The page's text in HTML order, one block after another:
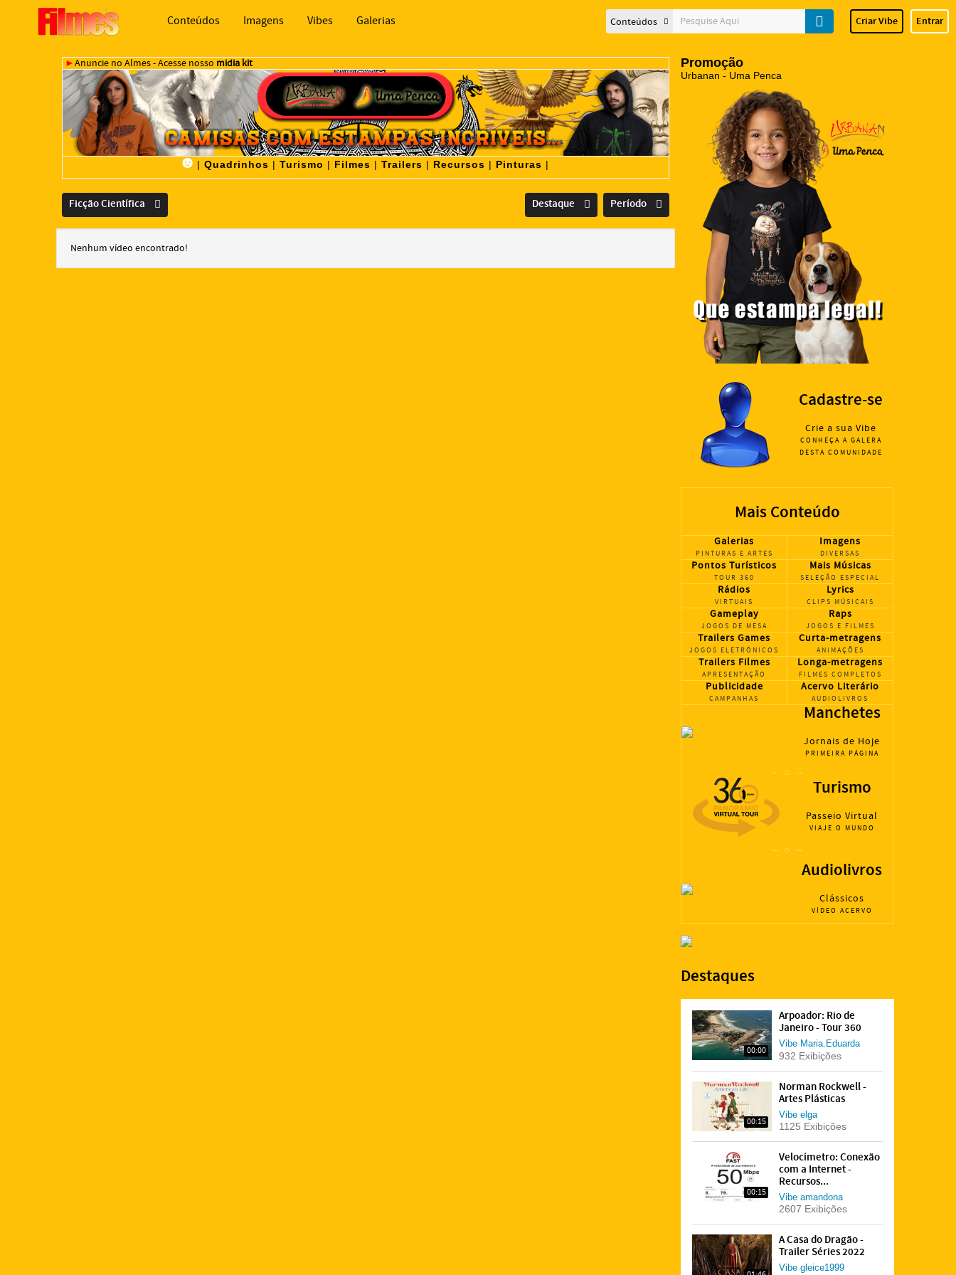
Conteúdos Imagens Vibes Galerias Conteúdos Criar Vibe Entrar
►Anuncie no Almes - Acesse nosso midia kit
☻| Quadrinhos | Turismo | Filmes | Trailers | Recursos | Pinturas |
Ficção Científica Destaque Período
Nenhum vídeo encontrado!
Promoção
Urbanan - Uma Penca
Cadastre-se
Crie a sua Vibe
CONHEÇA A GALERA
DESTA COMUNIDADE
Mais Conteúdo
Galerias
PINTURAS E ARTES
Imagens
DIVERSAS
Pontos Turísticos
TOUR 360
Mais Músicas
SELEÇÃO ESPECIAL
Rádios
VIRTUAIS
Lyrics
CLIPS MÚSICAIS
Gameplay
JOGOS DE MESA
Raps
JOGOS E FILMES
Trailers Games
JOGOS ELETRÔNICOS
Curta-metragens
ANIMAÇÕES
Trailers Filmes
APRESENTAÇÃO
Longa-metragens
FILMES COMPLETOS
Publicidade
CAMPANHAS
Acervo Literário
AUDIOLIVROS
Manchetes
Jornais de Hoje
PRIMEIRA PÁGINA
← ☼ →
Turismo
Passeio Virtual
VIAJE O MUNDO
← ☼ →
Audiolivros
Clássicos
VÍDEO ACERVO
Destaques
00:00
Arpoador: Rio de
Janeiro - Tour 360
Vibe Maria.Eduarda
932 Exibições
00:15
Norman Rockwell -
Artes Plásticas
Vibeelga
1125 Exibições
00:15
Velocímetro: Conexão
com a Internet -
Recursos...
Vibeamandona
2607 Exibições
A Casa do Dragão -
Trailer Séries 2022
Vibegleice1999